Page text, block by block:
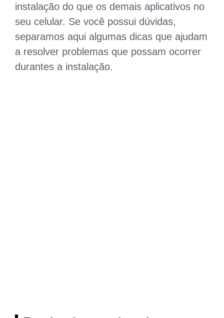
instalação do que os demais aplicativos no
seu celular. Se você possui dúvidas,
separamos aqui algumas dicas que ajudam
a resolver problemas que possam ocorrer
durantes a instalação.